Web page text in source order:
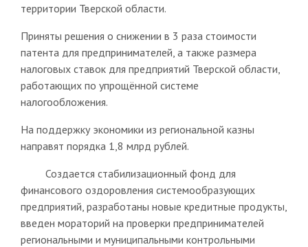
территории Тверской области.
Приняты решения о снижении в 3 раза стоимости
патента для предпринимателей, а также размера
налоговых ставок для предприятий Тверской области,
работающих по упрощённой системе
налогообложения.
На поддержку экономики из региональной казны
направят порядка 1,8 млрд рублей.
Создается стабилизационный фонд для
финансового оздоровления системообразующих
предприятий, разработаны новые кредитные продукты,
введен мораторий на проверки предпринимателей
региональными и муниципальными контрольными